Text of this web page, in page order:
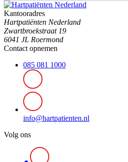
Kantooradres
Hartpatiënten Nederland
Zwartbroekstraat 19
6041 JL Roermond
Contact opnemen
085 081 1000
info@hartpatienten.nl
Volg ons